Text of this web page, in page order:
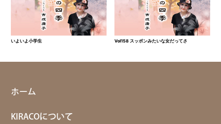
いよいよ小学生 Vol158 スッポンみたいな女だってさ
ホーム
KIRACOについて